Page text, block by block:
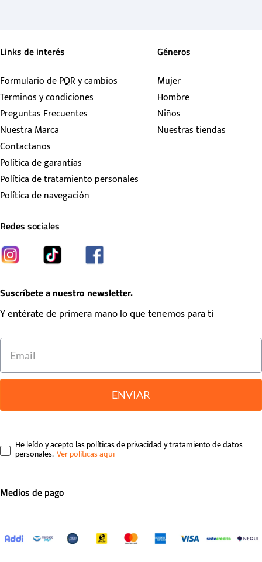
Links de interés
Formulario de PQR y cambios
Terminos y condiciones
Preguntas Frecuentes
Nuestra Marca
Contactanos
Política de garantías
Política de tratamiento personales
Política de navegación
Géneros
Mujer
Hombre
Niños
Nuestras tiendas
Redes sociales
Suscríbete a nuestro newsletter.
Y entérate de primera mano lo que tenemos para ti
ENVIAR
He leído y acepto las políticas de privacidad y tratamiento de datos
personales.
Medios de pago